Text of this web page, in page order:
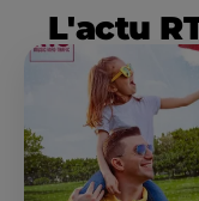
L'actu